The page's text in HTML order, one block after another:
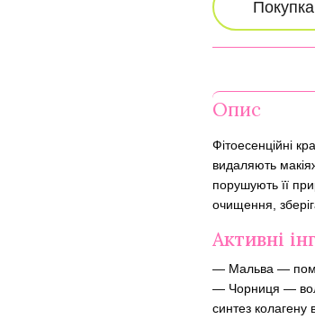
Опис
Фітоесенційні
видаляють
порушують її
очищення,
Активні
— Мальва —
— Чорниця —
синтез колагену